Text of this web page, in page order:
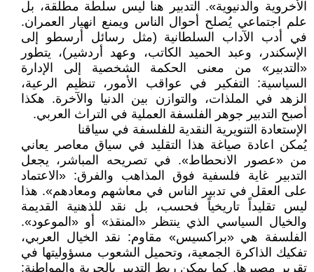
الأخروية والدنيوية». التدبير هنا ليس سلطة مطلقة، بل
علم اجتماعي يُصلح أحوال الناس ويمنع انهيار العمران.
في أدب الآداب السلطانية (مثل رسائل أرسطو إلى
الإسكندر، وعبد الحميد الكاتب، وعهد أردشير)، يتطور
«التدبير» من معنى الحكمة الشخصية إلى الإدارة
السياسية: التفكير في عواقب الأمور، تنظيم الرعية،
الزهد في الملذات، والتوازن بين الدنيا والآخرة. هكذا
أصبح التدبير جوهر الفلسفة العملية في التراث العربي.
الإستعادة التنويرية النقدية للفلسفة في سياقنا
يُمكن اعادة صياغة هذا التقليد في سياق معاصر يعاني
من «عصور الانحطاط». في تصريحه المباشر، يجعل
التدبير غاية فلسفية فوق المذاهب والفرق: «الاعتماد
على العقل في تدبير الناس في معاشهم ومعادهم». هذا
ليس تقليداً تاريخياً فحسب، بل نقد للذهنية القديمة
والخيال السياسي الذي ينتظر «المنقذ» أو «الموعود».
الفلسفة هي «براكسيس» مقاوم: نقد الخيال العربي،
تفكيك الذاكرة الجمعية، وتحميل الشعوب مسؤوليتها في
تقرير مصيرها. كما يمكن ربط التدبير بالحرية والمواطنة: